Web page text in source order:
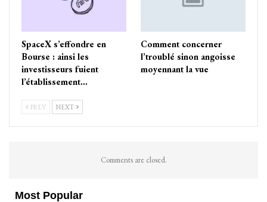
SpaceX s’effondre en
Bourse : ainsi les
investisseurs fuient
l’établissement…
Comment concerner
l’troublé sinon angoisse
moyennant la vue
PREV NEXT
Comments are closed.
Most Popular